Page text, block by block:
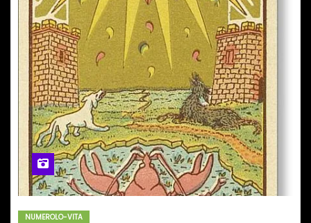
NUMEROLO-VITA